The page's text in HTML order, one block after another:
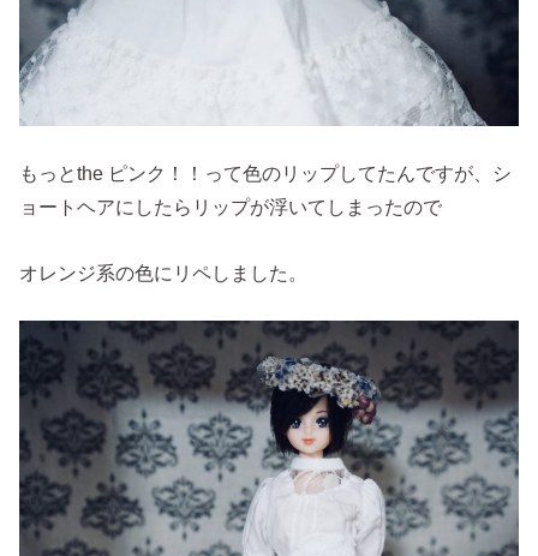
もっとthe ピンク！！って色のリップしてたんですが、シ
ョートヘアにしたらリップが浮いてしまったので
オレンジ系の色にリペしました。